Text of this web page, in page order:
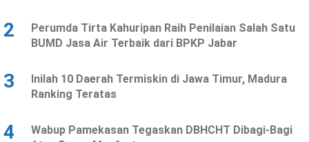
2
Perumda Tirta Kahuripan Raih Penilaian Salah Satu
BUMD Jasa Air Terbaik dari BPKP Jabar
3
Inilah 10 Daerah Termiskin di Jawa Timur, Madura
Ranking Teratas
4
Wabup Pamekasan Tegaskan DBHCHT Dibagi-Bagi